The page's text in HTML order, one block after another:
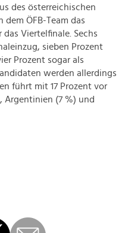
des österreichischen
dem ÖFB-Team das
Viertelfinale. Sechs
sieben Prozent
Prozent sogar als
werden allerdings
führt mit 17 Prozent vor
Argentinien (7 %) und